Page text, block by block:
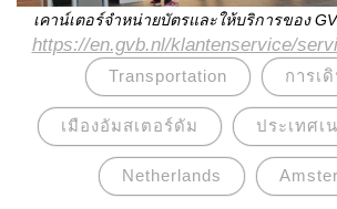
เคาน์เตอร์จำหน่ายบัตรและให้บริการของ
https://en.gvb.nl/klantenservice/
Transportation การเ
เมืองอัมสเตอร์ดัม ประเทศเ
Netherlands